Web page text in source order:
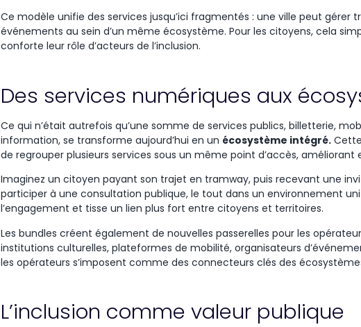
Ce modèle unifie des services jusqu’ici fragmentés : une ville peut
événements au sein d’un même écosystème. Pour les citoyens, cela
conforte leur rôle d’acteurs de l’inclusion.
Des services numériques aux
Ce qui n’était autrefois qu’une somme de services publics, billetterie,
information, se transforme aujourd’hui en un écosystème intégré. Cette
de regrouper plusieurs services sous un même point d’accès, améliorant
Imaginez un citoyen payant son trajet en tramway, puis recevant une
participer à une consultation publique, le tout dans un environnement
l’engagement et tisse un lien plus fort entre citoyens et territoires.
Les bundles créent également de nouvelles passerelles pour les
institutions culturelles, plateformes de mobilité, organisateurs
les opérateurs s’imposent comme des connecteurs clés des
L’inclusion comme valeur publique